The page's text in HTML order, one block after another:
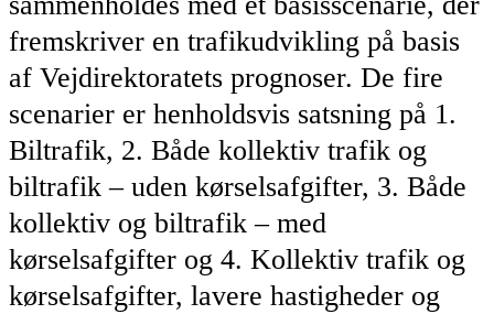
fremskriver en trafikudvikling på basis
af Vejdirektoratets prognoser. De fire
scenarier er henholdsvis satsning på 1.
Biltrafik, 2. Både kollektiv trafik og
biltrafik – uden kørselsafgifter, 3. Både
kollektiv og biltrafik – med
kørselsafgifter og 4. Kollektiv trafik og
kørselsafgifter, lavere hastigheder og